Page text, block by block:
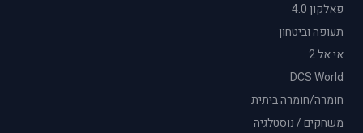
פאלקון 4.0
תעופה וביטחון
אי אל 2
DCS World
חומרה/חומרה ביתית
משחקים / נוסטלגיה